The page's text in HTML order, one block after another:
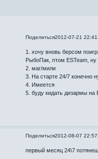
Поделиться2012-07-21
1. хочу вновь берсом
РыбоПак, птом ESTeam,
2. маг/мили
3. На старте 24/7 конечно
4. Имеется
5. буду кидать дизармы
Поделиться2012-08-07
первый месяц 24\7